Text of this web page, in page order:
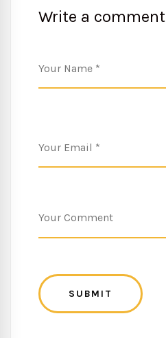
Write a comment